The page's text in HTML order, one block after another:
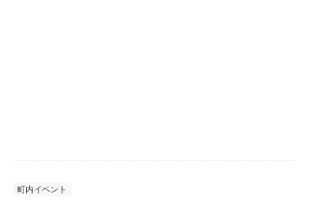
町内イベント